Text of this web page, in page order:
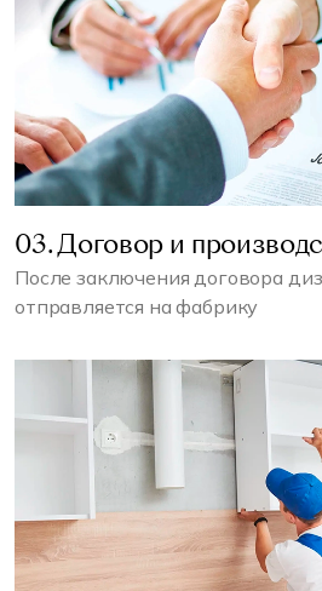
03. Договор и
После заключения договора
отправляется на фабрику